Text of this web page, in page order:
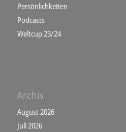
Persönlichkeiten
Podcasts
Weltcup 23/24
Archiv
August 2026
Juli 2026